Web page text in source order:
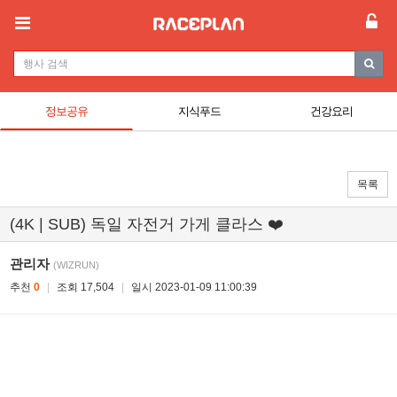
정보공유 지식푸드 건강요리
목록
(4K | SUB) 독일 자전거 가게 클라스 ❤️‍
관리자 (WIZRUN)
추천 0 | 조회 17,504 | 일시 2023-01-09 11:00:39